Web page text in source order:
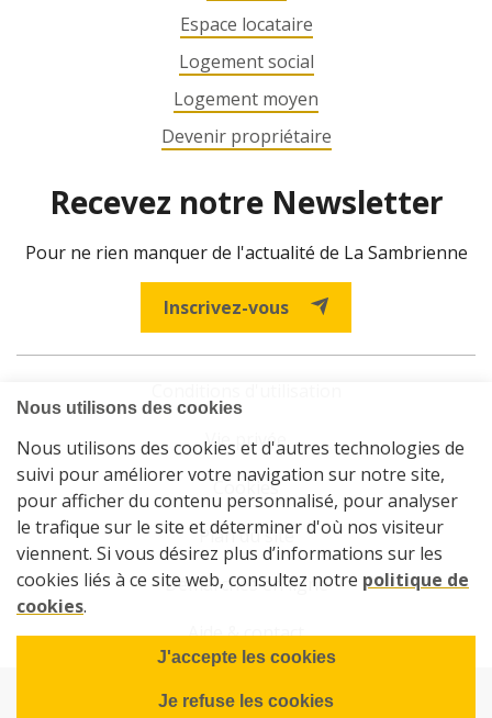
Espace locataire
Logement social
Logement moyen
Devenir propriétaire
Recevez notre Newsletter
Pour ne rien manquer de l'actualité de La Sambrienne
Inscrivez-vous
Vie privée
Cookies
Plan du site
Démarches en ligne
Aide & contact
© 2026 La Sambrienne - Société de logements de service public